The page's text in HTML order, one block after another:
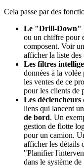
Cela passe par des
Le "Drill-Down"
ou un chiffre pour
composent. Voir
afficher la liste des
Les filtres
données à la
les ventes de ce
pour les clients de
Les
liens qui lancent
de bord. Un
gestion de flotte
pour un camion.
afficher les détails
"Planifier
dans le système de